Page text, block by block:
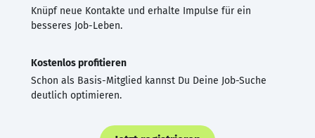
Knüpf neue Kontakte und erhalte Impulse für ein
besseres Job-Leben.
Kostenlos profitieren
Schon als Basis-Mitglied kannst Du Deine Job-Suche
deutlich optimieren.